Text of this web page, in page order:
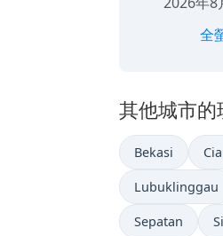
全
其他城市
Bekasi
Lubuklinggau
Sepatan